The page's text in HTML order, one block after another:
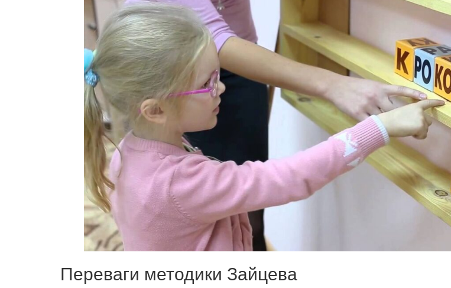
Переваги методики Зайцева